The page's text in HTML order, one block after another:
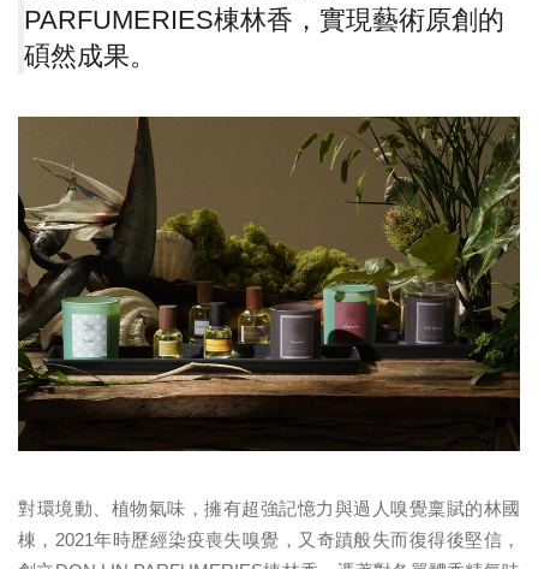
PARFUMERIES棟林香，實現藝術原創的
碩然成果。
對環境動、植物氣味，擁有超強記憶力與過人嗅覺稟賦的林國
棟，2021年時歷經染疫喪失嗅覺，又奇蹟般失而復得後堅信，